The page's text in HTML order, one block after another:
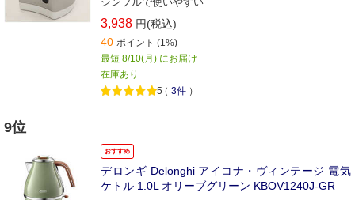
3,938 円(税込)
40 ポイント (1%)
最短 8/10(月) にお届け
在庫あり
5（3件 ）
9位
おすすめ
デロンギ Delonghi アイコナ・ヴィンテージ 電気
ケトル 1.0L オリーブグリーン KBOV1240J-GR